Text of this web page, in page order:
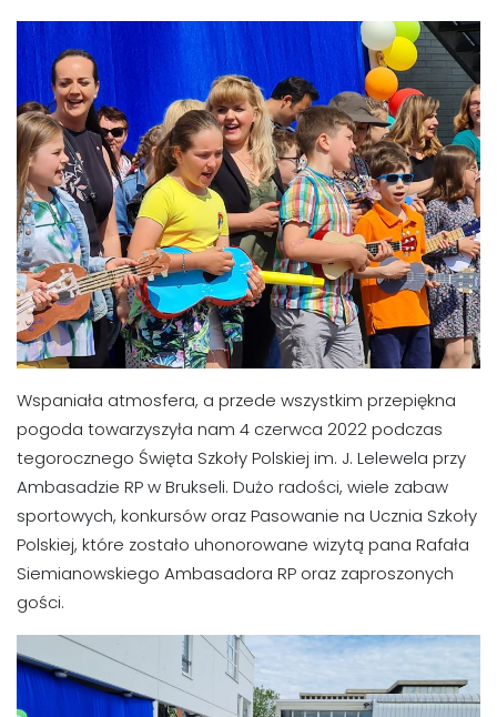
Wspaniała atmosfera, a przede wszystkim przepiękna
pogoda towarzyszyła nam 4 czerwca 2022 podczas
tegorocznego Święta Szkoły Polskiej im. J. Lelewela przy
Ambasadzie RP w Brukseli. Dużo radości, wiele zabaw
sportowych, konkursów oraz Pasowanie na Ucznia Szkoły
Polskiej, które zostało uhonorowane wizytą pana Rafała
Siemianowskiego Ambasadora RP oraz zaproszonych
gości.